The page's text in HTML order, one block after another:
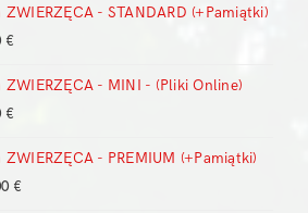
od
399,00 €
ZWIERZĘCA - STANDARD (+Pamiątki)
€
ZWIERZĘCA - MINI - (Pliki Online)
€
ZWIERZĘCA - PREMIUM (+Pamiątki)
€